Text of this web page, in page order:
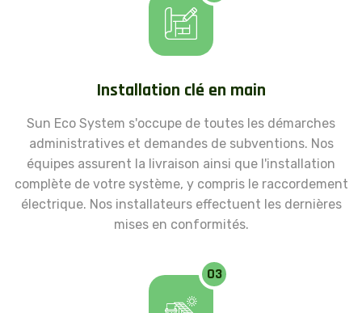
Installation clé en main
Sun Eco System s'occupe de toutes les démarches
administratives et demandes de subventions. Nos
équipes assurent la livraison ainsi que l'installation
complète de votre système, y compris le raccordement
électrique. Nos installateurs effectuent les dernières
mises en conformités.
03